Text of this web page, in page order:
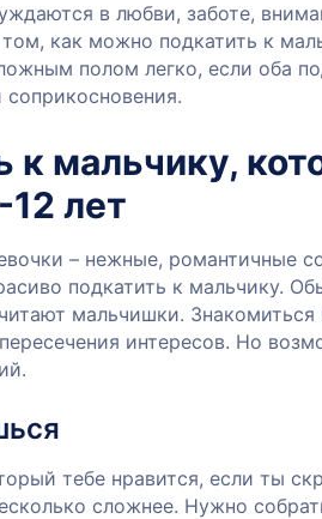
в любви, заботе,
как можно подкатить к
полом легко, если оба
к мальчику,
12 лет
– нежные, романтичные
подкатить к мальчику.
мальчишки.
интересов. Но
тебе нравится, если ты
сложнее. Нужно